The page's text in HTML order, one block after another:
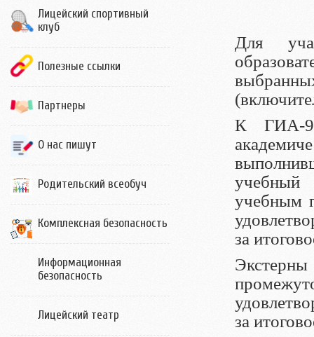
Лицейский спортивный
клуб
Полезные ссылки
Партнеры
О нас пишут
Родительский всеобуч
Комплексная безопасность
Информационная
безопасность
Лицейский театр
Для
К ГИА-9
учебным
за
за